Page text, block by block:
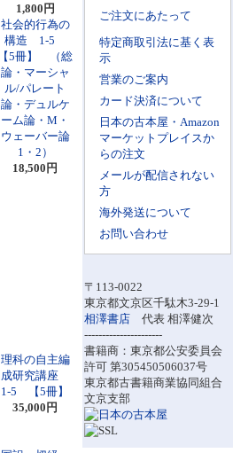
ご注文にあたって
特定商取引法に基く表
示
営業のご案内
カード決済について
日本の古本屋・Amazon
マーケットプレイスか
らの注文
メールが配信されない
方
海外発送について
お問い合わせ
〒113-0022
東京都文京区千駄木3-29-1
相澤書店 代表 相澤健次
----------------------
書籍商：東京都公安委員会
許可 第305450506037号
東京都古書籍商業協同組合
文京支部
1,800円
社会的行為の
構造 1-5
【5冊】 （総
論・マーシャ
ル/パレート
論・デュルケ
ーム論・M・
ウェーバー論
1・2）
18,500円
理科の自主編
成研究講座
1-5 【5冊】
35,000円